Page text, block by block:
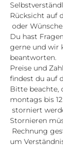
Rücksicht auf
oder Wünsche.
Du hast
gerne und wir
beantworten.
Preise und
findest du auf
Bitte beachte,
montags bis
storniert
Stornieren
Rechnung
um